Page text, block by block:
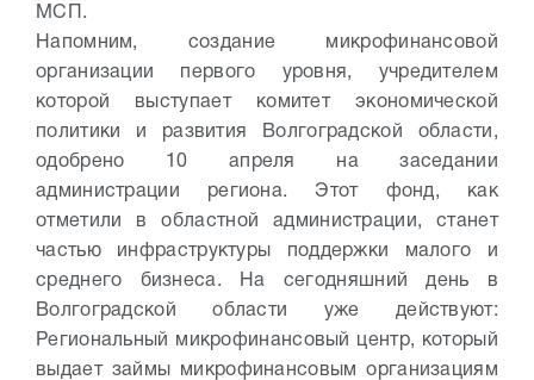
МСП.
Напомним, создание микрофинансовой
организации первого уровня, учредителем
которой выступает комитет экономической
политики и развития Волгоградской области,
одобрено 10 апреля на заседании
администрации региона. Этот фонд, как
отметили в областной администрации, станет
частью инфраструктуры поддержки малого и
среднего бизнеса. На сегодняшний день в
Волгоградской области уже действуют:
Региональный микрофинансовый центр, который
выдает займы микрофинансовым организациям